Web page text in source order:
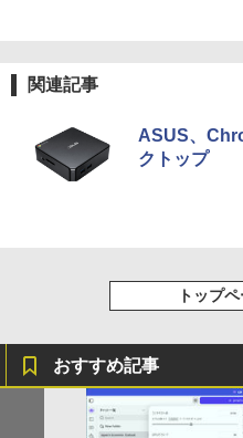
関連記事
ASUS、
クトップ
トップ
おすすめ記事